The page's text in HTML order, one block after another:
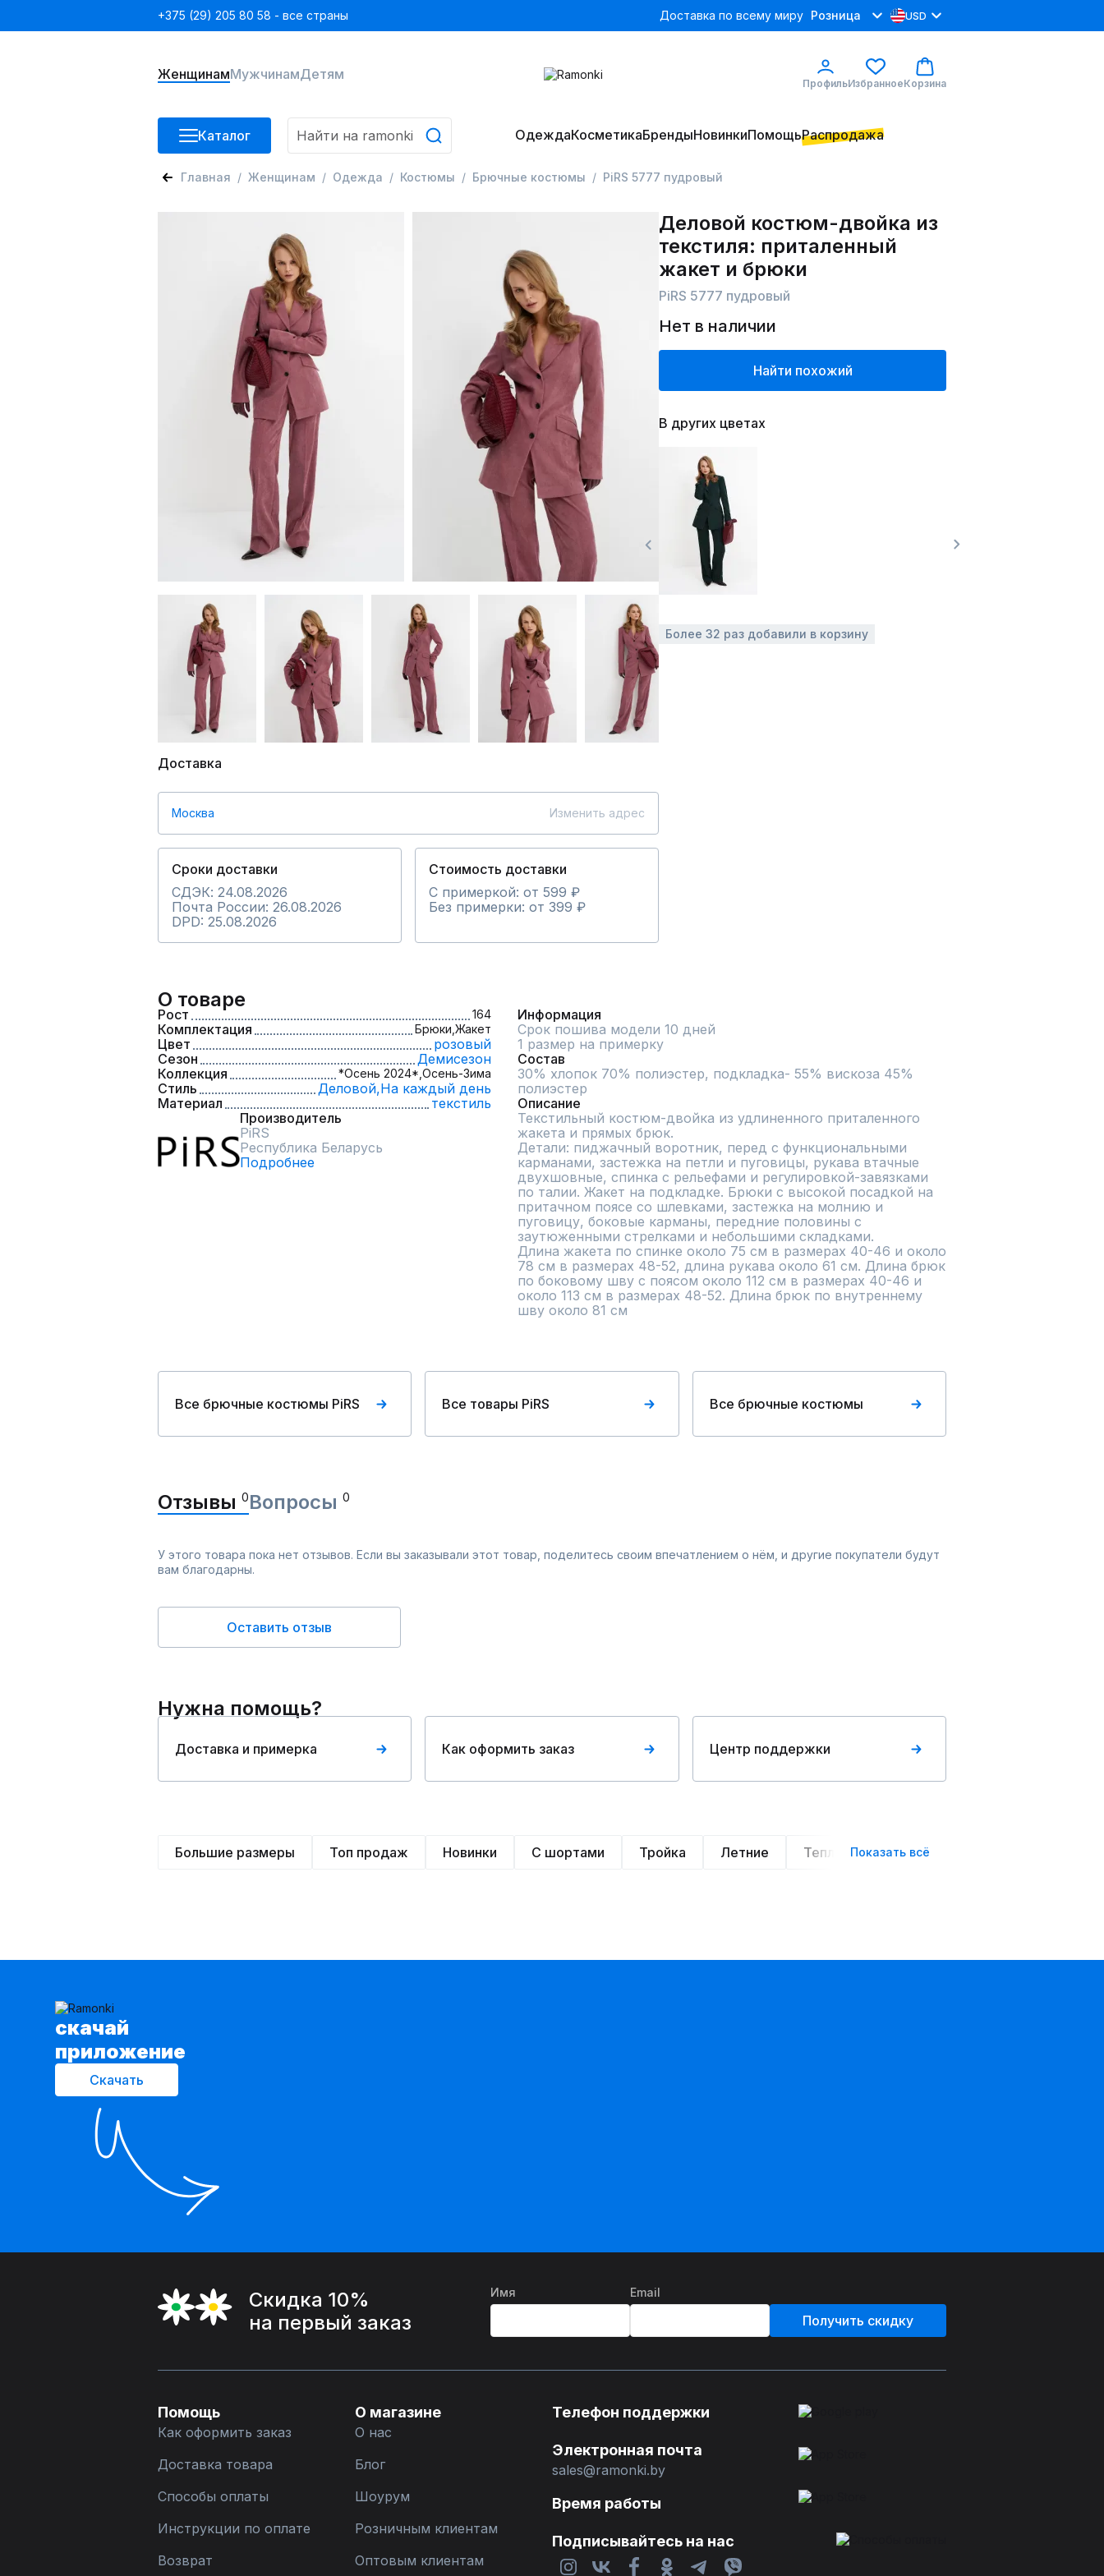
+375 (29) 205 80 58 - все страны Доставка по всему миру Розница USD
ЖенщинамМужчинамДетям
ПрофильИзбранноеКорзина
Каталог ОдеждаКосметикаБрендыНовинкиПомощьРаспродажа
Главная Женщинам Одежда Костюмы Брючные костюмы PiRS 5777 пудровый
Доставка
Москва Изменить адрес
Сроки доставки
СДЭК: 24.08.2026
Почта России: 26.08.2026
DPD: 25.08.2026
Стоимость доставки
С примеркой: от 599 ₽
Без примерки: от 399 ₽
Деловой костюм-двойка из
текстиля: приталенный
жакет и брюки
PiRS 5777 пудровый
Нет в наличии
Найти похожий
В других цветах
Более 32 раз добавили в корзину
О товаре
Рост 164
Комплектация Брюки, Жакет
Цвет
розовый
Сезон
Демисезон
Коллекция
*Осень 2024*, Осень-Зима
Стиль Деловой,На каждый день
Материал
текстиль
Производитель
PiRS
Республика Беларусь
Подробнее
Информация
Срок пошива модели 10 дней
1 размер на примерку
Состав
30% хлопок 70% полиэстер, подкладка- 55% вискоза 45%
полиэстер
Описание
Текстильный костюм-двойка из удлиненного приталенного
жакета и прямых брюк.
Детали: пиджачный воротник, перед с функциональными
карманами, застежка на петли и пуговицы, рукава втачные
двухшовные, спинка с рельефами и регулировкой-завязками
по талии. Жакет на подкладке. Брюки с высокой посадкой на
притачном поясе со шлевками, застежка на молнию и
пуговицу, боковые карманы, передние половины с
заутюженными стрелками и небольшими складками.
Длина жакета по спинке около 75 см в размерах 40-46 и около
78 см в размерах 48-52, длина рукава около 61 см. Длина брюк
по боковому шву с поясом около 112 см в размерах 40-46 и
около 113 см в размерах 48-52. Длина брюк по внутреннему
шву около 81 см
Все брючные костюмы PiRS Все товары PiRS Все брючные костюмы
Отзывы 0Вопросы 0
У этого товара пока нет отзывов. Если вы заказывали этот товар, поделитесь своим впечатлением о нём, и другие покупатели будут
вам благодарны.
Оставить отзыв
Нужна помощь?
Доставка и примерка Как оформить заказ Центр поддержки
Большие размеры Топ продаж Новинки С шортами Тройка Летние Теплые Легкие
Показать всё
cкачай
приложение
Скачать
Скидка 10%
на первый заказ
Имя Email
Получить скидку
Помощь
Как оформить заказ
Доставка товара
Способы оплаты
Инструкции по оплате
Возврат
О магазине
О нас
Блог
Шоурум
Розничным клиентам
Оптовым клиентам
Телефон поддержки
Электронная почта
sales@ramonki.by
Время работы
Подписывайтесь на нас